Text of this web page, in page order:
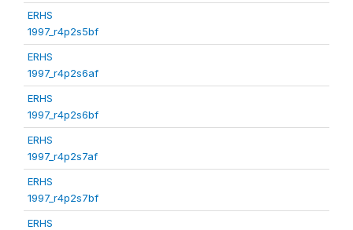
ERHS
1997_r4p2s5bf
ERHS
1997_r4p2s6af
ERHS
1997_r4p2s6bf
ERHS
1997_r4p2s7af
ERHS
1997_r4p2s7bf
ERHS